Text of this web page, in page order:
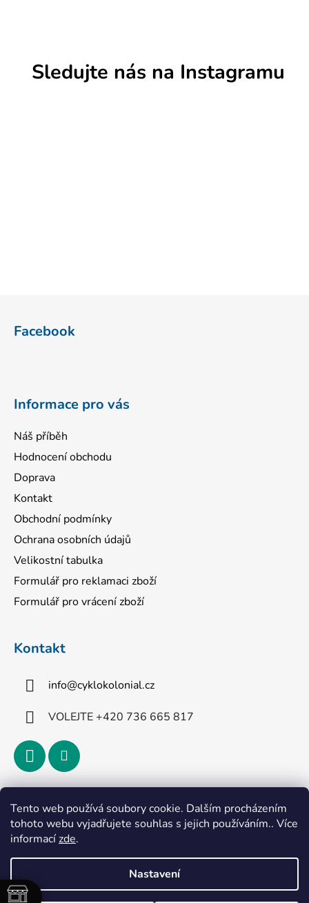
Tento web používá soubory cookie. Dalším procházením
tohoto webu vyjadřujete souhlas s jejich používáním.. Více
informacízde.
Nastavení
Sledujte nás na Instagramu
Facebook
Informace pro vás
Náš příběh
Hodnocení obchodu
Doprava
Kontakt
Obchodní podmínky
Ochrana osobních údajů
Velikostní tabulka
Formulář pro reklamaci zboží
Formulář pro vrácení zboží
Kontakt
info@cyklokolonial.cz
VOLEJTE +420 736 665 817
Přijímáme online platby